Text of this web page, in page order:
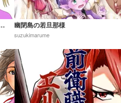
概念が崩壊した世界)R18 幽閉島の若旦那様
suzukimarume